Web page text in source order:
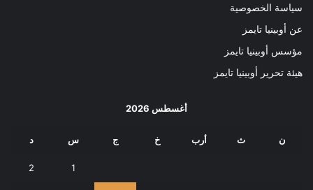
سياسة الخصوصية
عن أوبينيا تايمز
مؤسس أوبينيا تايمز
هيئة تحرير أوبينيا تايمز
أغسطس 2026
ن ث أرب خ ج س د
1
2